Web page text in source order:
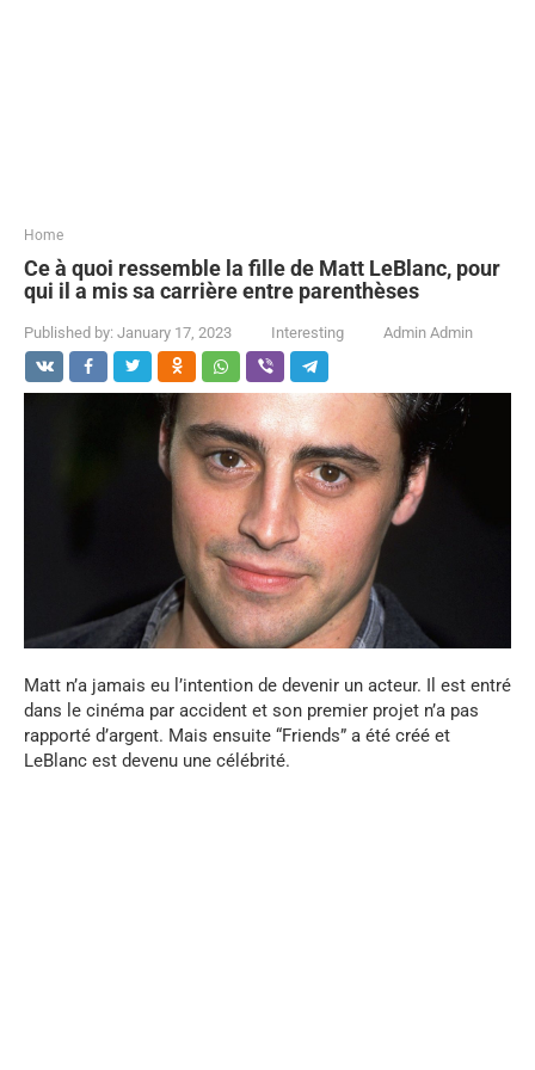
Home
Ce à quoi ressemble la fille de Matt LeBlanc, pour
qui il a mis sa carrière entre parenthèses
Published by: January 17, 2023 Interesting Admin Admin
Matt n’a jamais eu l’intention de devenir un acteur. Il est entré
dans le cinéma par accident et son premier projet n’a pas
rapporté d’argent. Mais ensuite “Friends” a été créé et
LeBlanc est devenu une célébrité.